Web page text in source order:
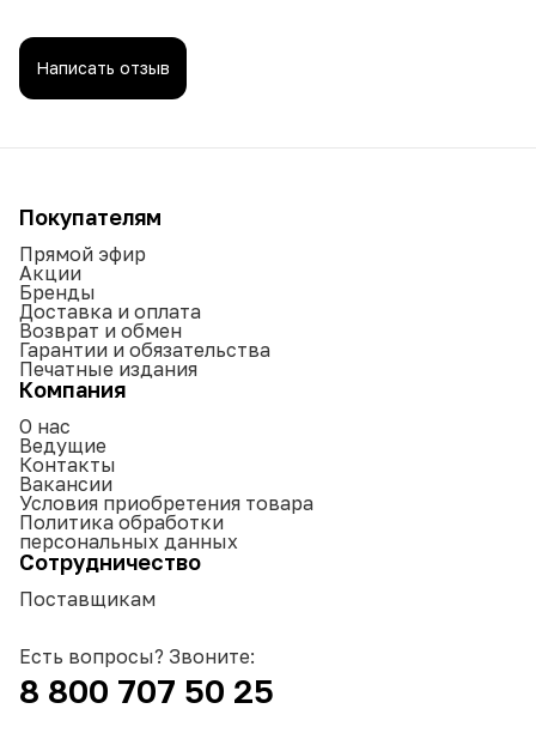
Написать отзыв
Покупателям
Прямой эфир
Акции
Бренды
Доставка и оплата
Возврат и обмен
Гарантии и обязательства
Печатные издания
Компания
О нас
Ведущие
Контакты
Вакансии
Условия приобретения товара
Политика обработки
персональных данных
Сотрудничество
Поставщикам
Есть вопросы? Звоните:
8 800 707 50 25